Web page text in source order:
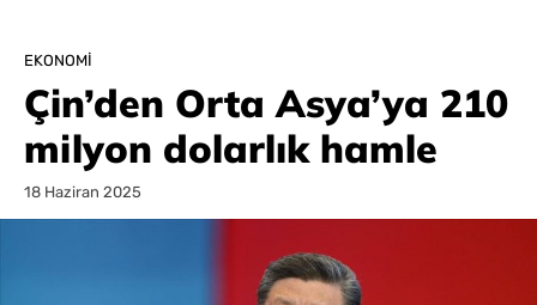
EKONOMI
Çin’den Orta Asya’ya 210
milyon dolarlık hamle
18 Haziran 2025